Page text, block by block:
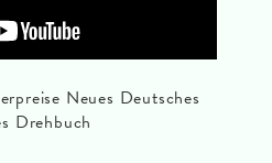
Neues Deutsches
Drehbuch